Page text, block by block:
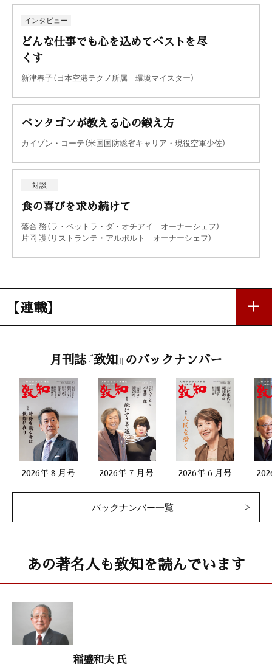
インタビュー
どんな仕事でも心を込めてベストを尽
くす
新津春子（日本空港テクノ所属 環境マイスター）
ペンタゴンが教える心の鍛え方
カイゾン・コーテ（米国国防総省キャリア・現役空軍少佐）
対談
食の喜びを求め続けて
落合 務（ラ・ベットラ・ダ・オチアイ オーナーシェフ）
片岡 護（リストランテ・アルポルト オーナーシェフ）
【連載】
私の座右銘
「謙虚、感謝」
阿部俊則（積水ハウス社長）
第一線で活躍する女性
「自分の仕事に言い訳をしない」
長谷川喜美（ベルベッタ・デザイン代表）
「何がしたいのか、どうありたいのか。自らの思いに忠実に生き
る」
生涯現役
渡辺宙明（作曲家）
人生を照らす言葉
「 玄侑宗久『光の山』」
月刊誌『致知』のバックナンバー
2026年 8 月号 2026年 7 月号 2026年 6 月号
バックナンバー一覧
あの著名人も致知を読んでいます
稲盛和夫 氏